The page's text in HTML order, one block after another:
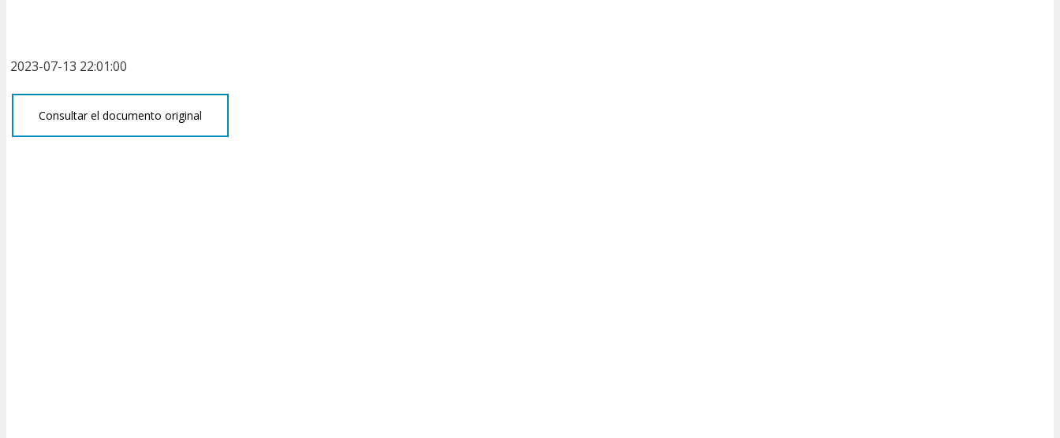
2023-07-13 22:01:00
Consultar el documento original